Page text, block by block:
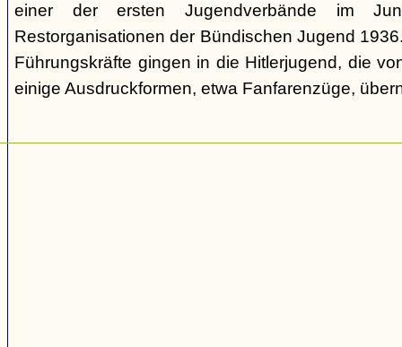
einer der ersten Jugendverbände im
Restorganisationen der Bündischen Jugend
Führungskräfte gingen in die Hitlerjugend, die
einige Ausdruckformen, etwa Fanfarenzüge,